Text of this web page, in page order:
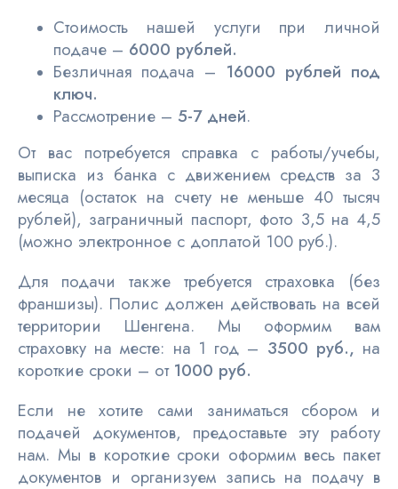
Стоимость нашей услуги при личной
подаче – 6000 рублей.
Безличная подача – 16000 рублей под
ключ.
Рассмотрение – 5-7 дней.
От вас потребуется справка с работы/учебы,
выписка из банка с движением средств за 3
месяца (остаток на счету не меньше 40 тысяч
рублей), заграничный паспорт, фото 3,5 на 4,5
(можно электронное с доплатой 100 руб.).
Для подачи также требуется страховка (без
франшизы). Полис должен действовать на всей
территории Шенгена. Мы оформим вам
страховку на месте: на 1 год – 3500 руб., на
короткие сроки – от 1000 руб.
Если не хотите сами заниматься сбором и
подачей документов, предоставьте эту работу
нам. Мы в короткие сроки оформим весь пакет
документов и организуем запись на подачу в